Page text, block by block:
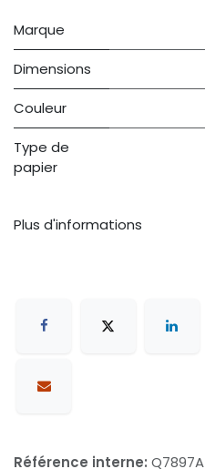
Marque
Dimensions
Couleur
Type de
papier
Plus d'informations
Référence interne: Q7897A